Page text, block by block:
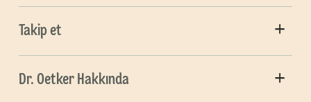
Takip et
Dr. Oetker Hakkında